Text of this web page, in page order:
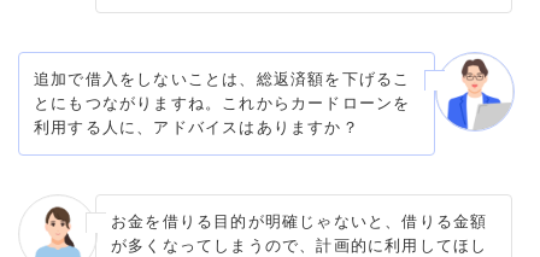
追加で借入をしないことは、総返済額を下げるこ
とにもつながりますね。これからカードローンを
利用する人に、アドバイスはありますか？
お金を借りる目的が明確じゃないと、借りる金額
が多くなってしまうので、計画的に利用してほし